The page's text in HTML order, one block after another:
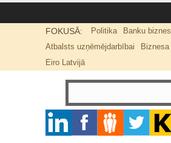
FOKUSĀ: Politika
Banku
Atbalsts uzņēmējdarbībai
Eiro Latvijā